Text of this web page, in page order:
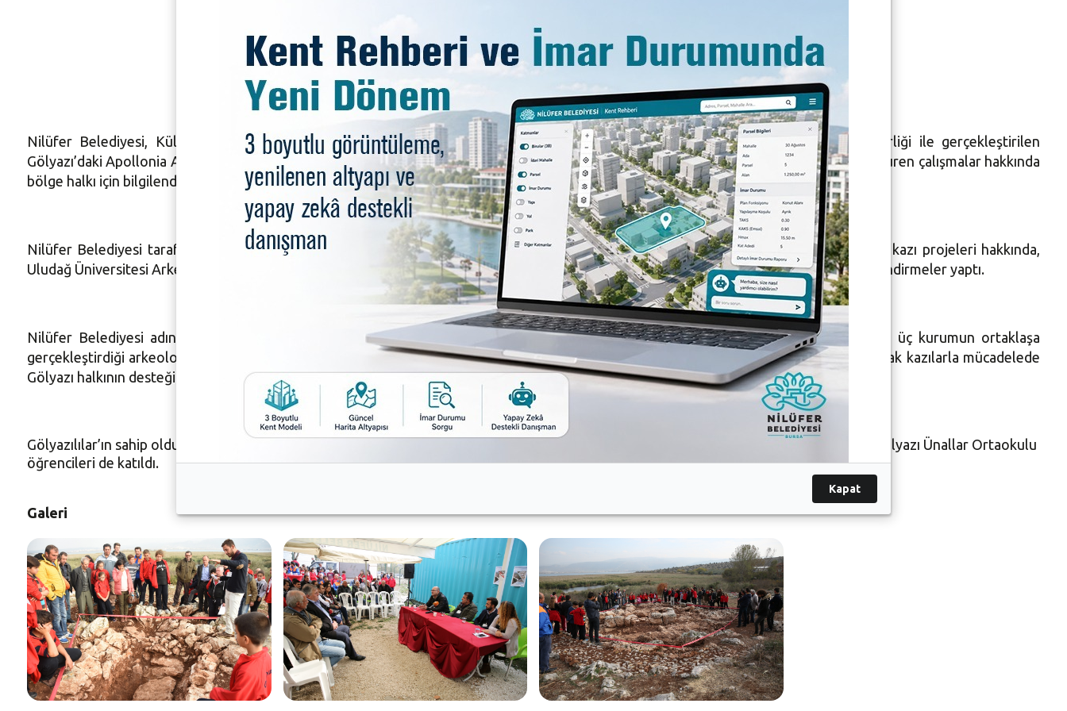
Gölyazı’da arkeolojik toplantı
Nilüfer Belediyesi, Kültür ve Turizm Bakanlığı Müzeler Genel Müdürlüğü, Bursa Müzeler Müdürlüğü ve Uludağ Üniversitesi işbirliği ile gerçekleştirilen
Gölyazı’daki Apollonia Antik Kent Kazı ve Araştırmaları devam ediyor. Gölyazı’da, Nekropol-eski mezarlık alanı ve Kız Ada Tapınağı’nda süren çalışmalar hakkında
bölge halkı için bilgilendirme toplantısı düzenlendi.
Nilüfer Belediyesi tarafından oluşturulan Kazı Evi Yerleşkesi’nde düzenlenen toplantıda Bursa Müzeler Müdürü Ali Sinan Özbey yeni kazı projeleri hakkında,
Uludağ Üniversitesi Arkeoloji Bölüm Başkanı Prof. Dr. Mustafa Şahin de arkeolojik çalışmaların turizm potansiyeline etkisi hakkında bilgilendirmeler yaptı.
Nilüfer Belediyesi adına Kültür ve Sosyal İşler Müdürlüğü Tarih-Turizm Bürosu Sorumlusu Onur Ulutaş ve Arkeolog Nurgül Çetin, üç kurumun ortaklaşa
gerçekleştirdiği arkeolojik çalışmaların önemine ve kurumlar arası uyuma dikkat çektiler. Çalışmaların sağlıklı bir şekilde sürmesi ve kaçak kazılarla mücadelede
Gölyazı halkının desteğinin çok önemli olduğu vurgusunun yapıldığı toplantıda kazı ekibi çalışmalar hakkında çeşitli sunumlar yaptı.
Gölyazılılar’ın sahip oldukları geçmişe ve arkeolojik kazılara ilişkin sorularının yanıt bulduğu toplantının ardından yapılan saha ziyaretine Gölyazı Ünallar Ortaokulu
öğrencileri de katıldı.
Galeri
Kapat